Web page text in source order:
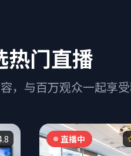
热门直播
，与百万观众一起享
直播中